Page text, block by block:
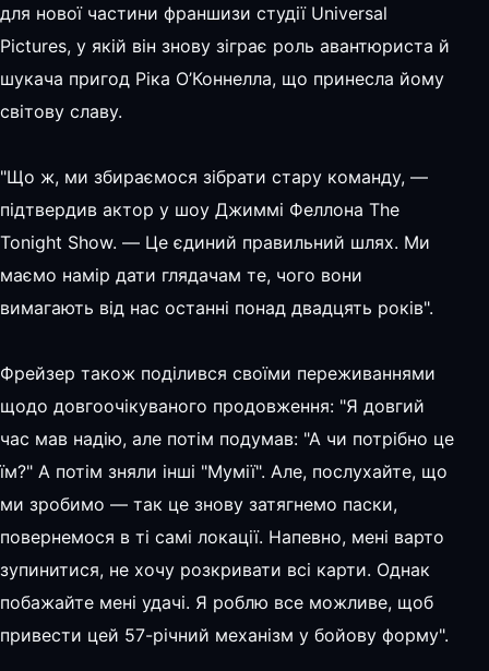
для нової частини франшизи студії Universal
Pictures, у якій він знову зіграє роль авантюриста й
шукача пригод Ріка О’Коннелла, що принесла йому
світову славу.
"Що ж, ми збираємося зібрати стару команду, —
підтвердив актор у шоу Джиммі Феллона The
Tonight Show. — Це єдиний правильний шлях. Ми
маємо намір дати глядачам те, чого вони
вимагають від нас останні понад двадцять років".
Фрейзер також поділився своїми переживаннями
щодо довгоочікуваного продовження: "Я довгий
час мав надію, але потім подумав: "А чи потрібно це
їм?" А потім зняли інші "Мумії". Але, послухайте, що
ми зробимо — так це знову затягнемо паски,
повернемося в ті самі локації. Напевно, мені варто
зупинитися, не хочу розкривати всі карти. Однак
побажайте мені удачі. Я роблю все можливе, щоб
привести цей 57-річний механізм у бойову форму".